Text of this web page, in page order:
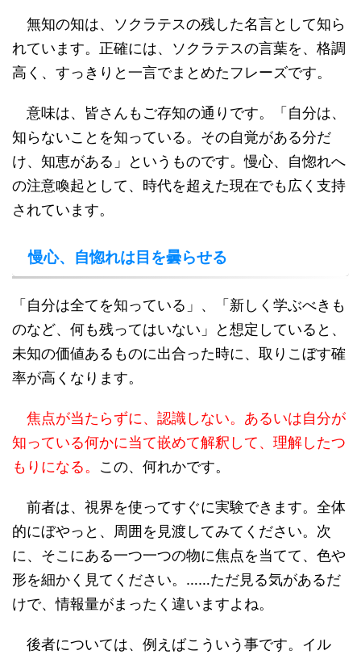
無知の知は、ソクラテスの残した名言として知ら
れています。正確には、ソクラテスの言葉を、格調
高く、すっきりと一言でまとめたフレーズです。
意味は、皆さんもご存知の通りです。「自分は、
知らないことを知っている。その自覚がある分だ
け、知恵がある」というものです。慢心、自惚れへ
の注意喚起として、時代を超えた現在でも広く支持
されています。
慢心、自惚れは目を曇らせる
「自分は全てを知っている」、「新しく学ぶべきも
のなど、何も残ってはいない」と想定していると、
未知の価値あるものに出合った時に、取りこぼす確
率が高くなります。
焦点が当たらずに、認識しない。あるいは自分が
知っている何かに当て嵌めて解釈して、理解したつ
もりになる。 この、何れかです。
前者は、視界を使ってすぐに実験できます。全体
的にぼやっと、周囲を見渡してみてください。次
に、そこにある一つ一つの物に焦点を当てて、色や
形を細かく見てください。……ただ見る気があるだ
けで、情報量がまったく違いますよね。
後者については、例えばこういう事です。イル